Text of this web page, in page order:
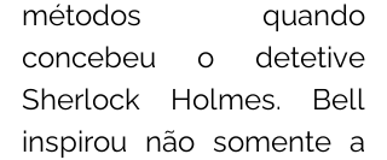
métodos quando
concebeu o detetive
Sherlock Holmes. Bell
inspirou não somente a